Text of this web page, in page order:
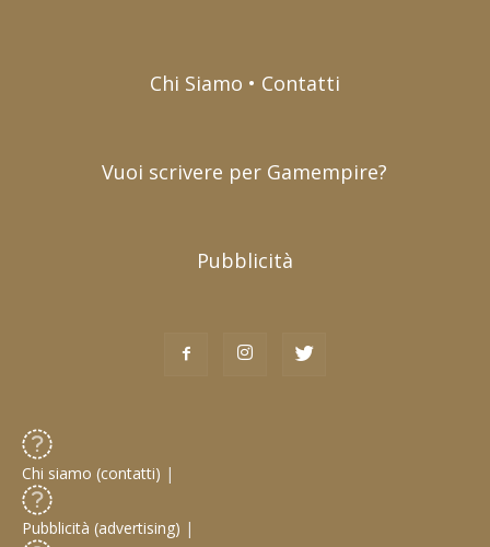
Chi Siamo • Contatti
Vuoi scrivere per Gamempire?
Pubblicità
Chi siamo (contatti) |
Pubblicità (advertising) |